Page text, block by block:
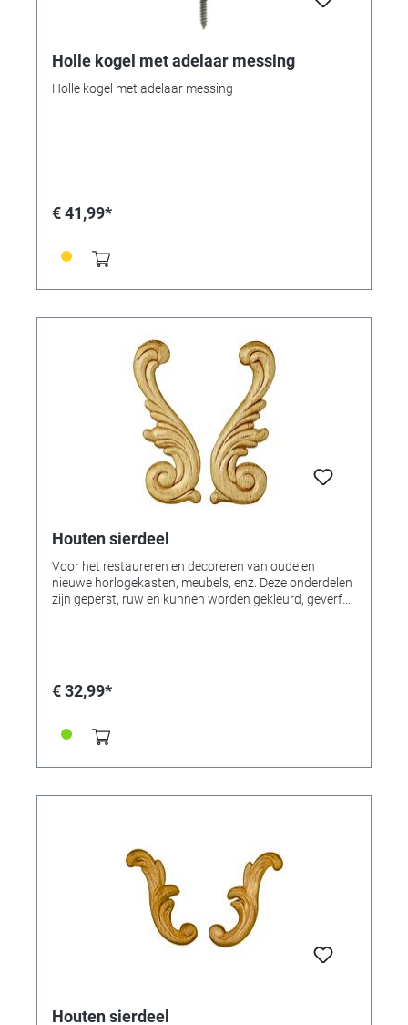
Holle kogel met adelaar messing
Holle kogel met adelaar messing
€ 41,99*
Houten sierdeel
Voor het restaureren en decoreren van oude en
nieuwe horlogekasten, meubels, enz. Deze onderdelen
zijn geperst, ruw en kunnen worden gekleurd, geverfd,
€ 32,99*
Houten sierdeel